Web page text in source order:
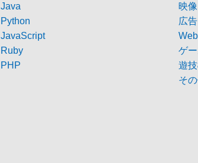
Java
Python
JavaScript
Ruby
PHP
映像
広
ゲ
遊
そ